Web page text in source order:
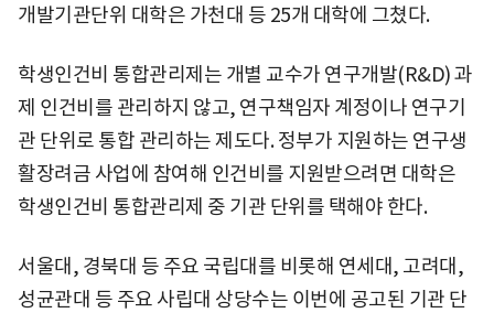
개발기관단위 대학은 가천대 등 25개 대학에 그쳤다.
학생인건비 통합관리제는 개별 교수가 연구개발(R&D) 과
제 인건비를 관리하지 않고, 연구책임자 계정이나 연구기
관 단위로 통합 관리하는 제도다. 정부가 지원하는 연구생
활장려금 사업에 참여해 인건비를 지원받으려면 대학은
학생인건비 통합관리제 중 기관 단위를 택해야 한다.
서울대, 경북대 등 주요 국립대를 비롯해 연세대, 고려대,
성균관대 등 주요 사립대 상당수는 이번에 공고된 기관 단